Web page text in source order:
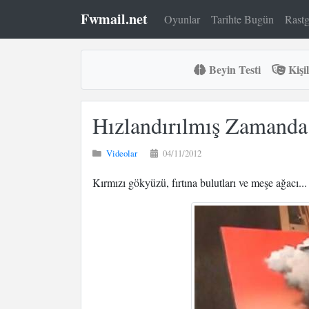
Fwmail.net Oyunlar Tarihte Bugün
Beyin Testi
Hızlandırılmış
Videolar 04/11/2012
Kırmızı gökyüzü, fırtına bulutları ve meşe ağacı...